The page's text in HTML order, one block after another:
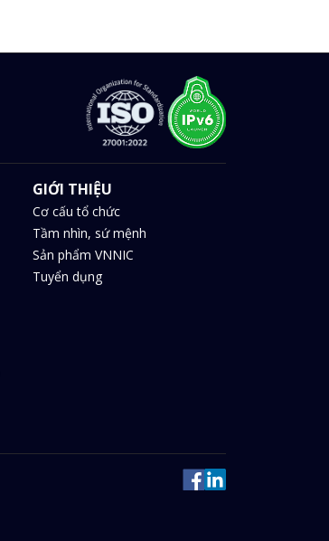
GIỚI THIỆU
Cơ cấu tổ chức
Tầm nhìn, sứ mệnh
Sản phẩm VNNIC
Tuyển dụng